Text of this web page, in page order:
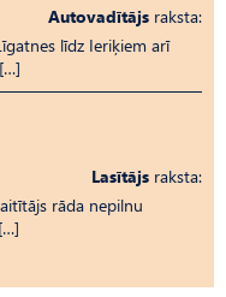
Autovadītājs raksta:
līdz Ieriķiem arī
Lasītājs raksta:
rāda nepilnu